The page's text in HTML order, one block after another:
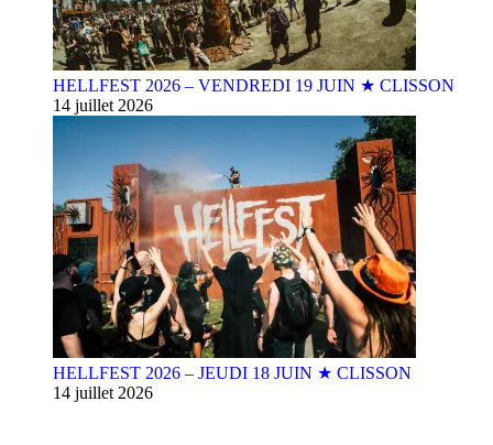
HELLFEST 2026 – VENDREDI 19 JUIN ★ CLISSON
14 juillet 2026
HELLFEST 2026 – JEUDI 18 JUIN ★ CLISSON
14 juillet 2026